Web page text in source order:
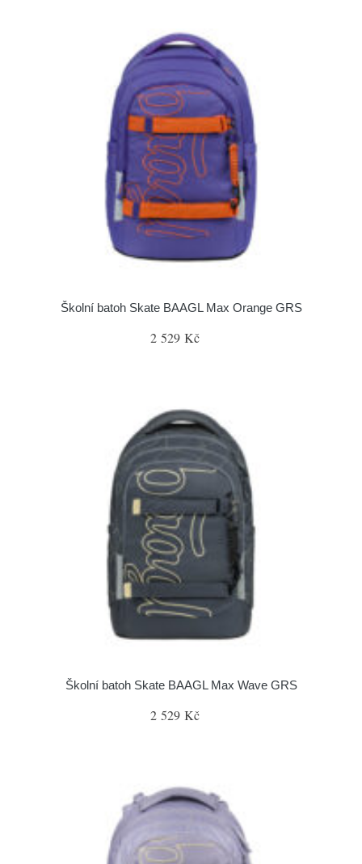
Školní batoh Skate BAAGL Max Orange GRS
2 529 Kč
Školní batoh Skate BAAGL Max Wave GRS
2 529 Kč